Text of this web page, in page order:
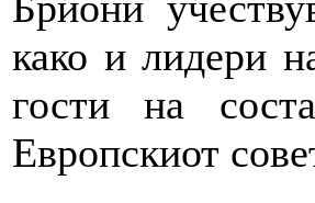
како и лидери
гости на
Европскиот